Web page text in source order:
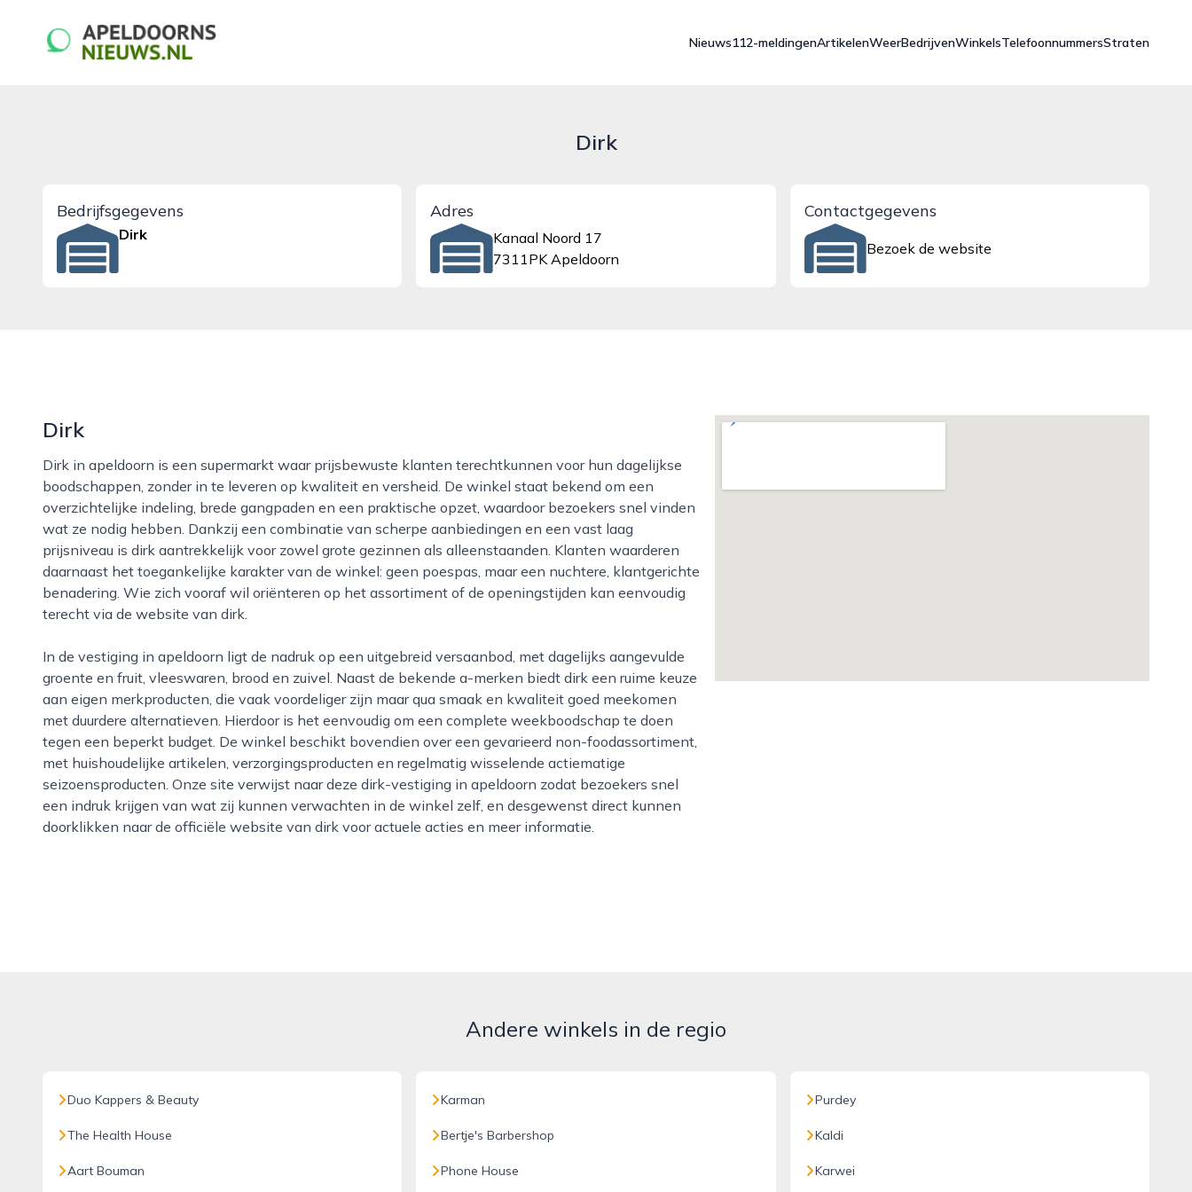
apeldoornsnieuws.nl
Nieuws112-meldingenArtikelenWeerBedrijvenWinkelsTelefoonnummersStraten
Dirk
Bedrijfsgegevens
Dirk
Adres
Kanaal Noord 17
7311PK Apeldoorn
Contactgegevens
Bezoek de website
Dirk
Dirk in apeldoorn is een supermarkt waar prijsbewuste klanten terechtkunnen voor hun dagelijkse
boodschappen, zonder in te leveren op kwaliteit en versheid. De winkel staat bekend om een
overzichtelijke indeling, brede gangpaden en een praktische opzet, waardoor bezoekers snel vinden
wat ze nodig hebben. Dankzij een combinatie van scherpe aanbiedingen en een vast laag
prijsniveau is dirk aantrekkelijk voor zowel grote gezinnen als alleenstaanden. Klanten waarderen
daarnaast het toegankelijke karakter van de winkel: geen poespas, maar een nuchtere, klantgerichte
benadering. Wie zich vooraf wil oriënteren op het assortiment of de openingstijden kan eenvoudig
terecht via de website van dirk.
In de vestiging in apeldoorn ligt de nadruk op een uitgebreid versaanbod, met dagelijks aangevulde
groente en fruit, vleeswaren, brood en zuivel. Naast de bekende a-merken biedt dirk een ruime keuze
aan eigen merkproducten, die vaak voordeliger zijn maar qua smaak en kwaliteit goed meekomen
met duurdere alternatieven. Hierdoor is het eenvoudig om een complete weekboodschap te doen
tegen een beperkt budget. De winkel beschikt bovendien over een gevarieerd non-foodassortiment,
met huishoudelijke artikelen, verzorgingsproducten en regelmatig wisselende actiematige
seizoensproducten. Onze site verwijst naar deze dirk-vestiging in apeldoorn zodat bezoekers snel
een indruk krijgen van wat zij kunnen verwachten in de winkel zelf, en desgewenst direct kunnen
doorklikken naar de officiële website van dirk voor actuele acties en meer informatie.
Andere winkels in de regio
Duo Kappers & Beauty
The Health House
Aart Bouman
Karman
Bertje's Barbershop
Phone House
Purdey
Kaldi
Karwei